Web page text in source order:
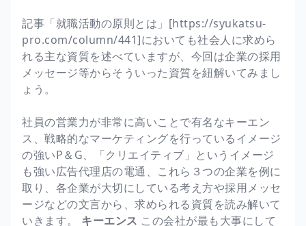
記事「就職活動の原則とは」[https://syukatsu-
pro.com/column/441]においても社会人に求めら
れる主な資質を述べていますが、今回は企業の採用
メッセージ等からそういった資質を紐解いてみまし
ょう。
社員の営業力が非常に高いことで有名なキーエン
ス、戦略的なマーケティングを行っているイメージ
の強いP＆G、「クリエイティブ」というイメージ
も強い広告代理店の電通、これら３つの企業を例に
取り、各企業が大切にしている考え方や採用メッセ
ージなどの文言から、求められる資質を読み解いて
いきます。 キーエンス この会社が最も大事にして